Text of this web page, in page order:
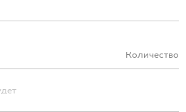
Количество